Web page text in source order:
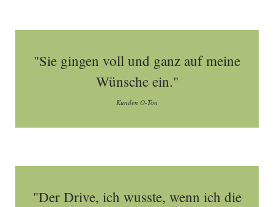
"Sie gingen voll und ganz auf meine
Wünsche ein."
Kunden O-Ton
"Der Drive, ich wusste, wenn ich die